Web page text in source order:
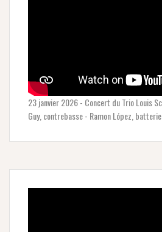
23 janvier 2026 - Concert du Trio Louis
Guy, contrebasse - Ramon López, batterie.